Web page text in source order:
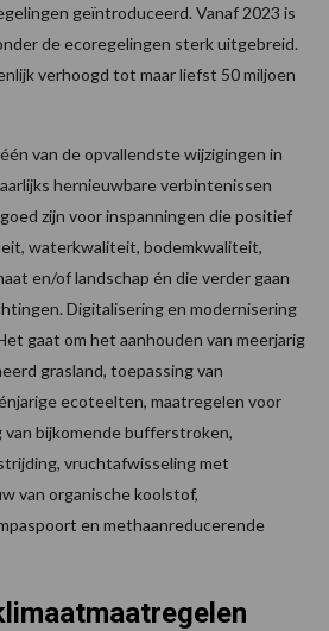
geïntroduceerd. Vanaf 2023 is
de ecoregelingen sterk uitgebreid.
verhoogd tot maar liefst 50 miljoen
van de opvallendste wijzigingen in
hernieuwbare verbintenissen
zijn voor inspanningen die positief
waterkwaliteit, bodemkwaliteit,
en/of landschap én die verder gaan
Digitalisering en modernisering
gaat om het aanhouden van meerjarig
grasland, toepassing van
ecoteelten, maatregelen voor
bijkomende bufferstroken,
vruchtafwisseling met
van organische koolstof,
en methaanreducerende